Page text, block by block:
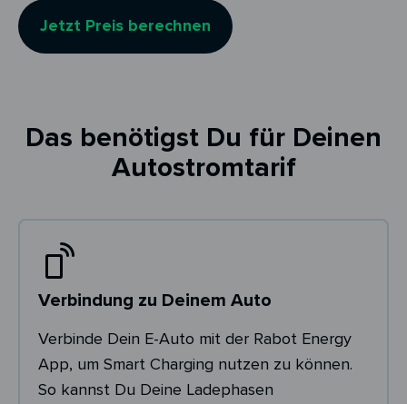
Jetzt Preis berechnen
Das benötigst Du für Deinen
Autostromtarif
Verbindung zu Deinem Auto
Verbinde Dein E-Auto mit der Rabot Energy
App, um Smart Charging nutzen zu können.
So kannst Du Deine Ladephasen